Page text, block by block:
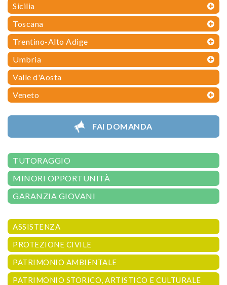
Sicilia
Toscana
Trentino-Alto Adige
Umbria
Valle d'Aosta
Veneto
FAI DOMANDA
TUTORAGGIO
MINORI OPPORTUNITÀ
GARANZIA GIOVANI
ASSISTENZA
PROTEZIONE CIVILE
PATRIMONIO AMBIENTALE
PATRIMONIO STORICO, ARTISTICO E CULTURALE